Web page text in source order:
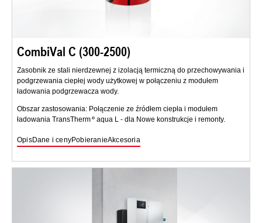
CombiVal C (300-2500)
Zasobnik ze stali nierdzewnej z izolacją termiczną do przechowywania i
podgrzewania ciepłej wody użytkowej w połączeniu z modułem
ładowania podgrzewacza wody.
Obszar zastosowania: Połączenie ze źródłem ciepła i modułem
ładowania TransTherm
aqua L - dla Nowe konstrukcje i remonty.
OpisDane i cenyPobieranieAkcesoria